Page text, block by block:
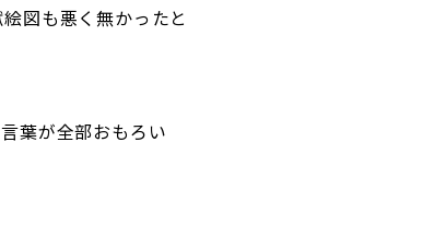
図も悪く無かったと
葉が全部おもろい